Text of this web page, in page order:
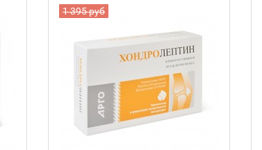
1 395 руб